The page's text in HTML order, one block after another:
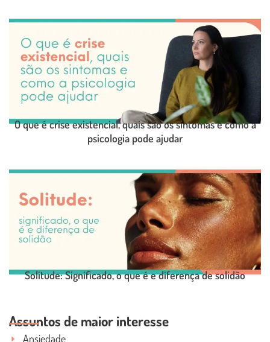
LEIA O POST COMPLETO
LEIA O POST COMPLETO
O que é crise existencial, quais são os sintomas e como a
psicologia pode ajudar
LEIA O POST COMPLETO
Solitude: Significado, o que é e diferença de solidão
Assuntos de maior interesse
Ansiedade